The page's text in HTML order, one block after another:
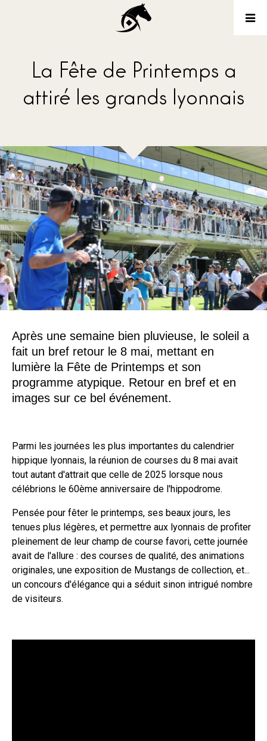
La Fête de Printemps a
attiré les grands lyonnais
Après une semaine bien pluvieuse, le soleil a
fait un bref retour le 8 mai, mettant en
lumière la Fête de Printemps et son
programme atypique. Retour en bref et en
images sur ce bel événement.
Parmi les journées les plus importantes du calendrier
hippique lyonnais, la réunion de courses du 8 mai avait
tout autant d'attrait que celle de 2025 lorsque nous
célébrions le 60ème anniversaire de l'hippodrome.
Pensée pour fêter le printemps, ses beaux jours, les
tenues plus légères, et permettre aux lyonnais de profiter
pleinement de leur champ de course favori, cette journée
avait de l'allure : des courses de qualité, des animations
originales, une exposition de Mustangs de collection, et...
un concours d'élégance qui a séduit sinon intrigué nombre
de visiteurs.